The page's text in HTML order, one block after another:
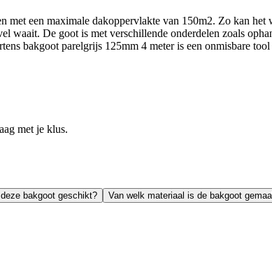
een maximale dakoppervlakte van 150m2. Zo kan
waait. De goot is met verschillende onderdelen zoals
bakgoot parelgrijs 125mm 4 meter is een onmisbare
met je klus.
bakgoot geschikt? Van welk materiaal is de bakgoot